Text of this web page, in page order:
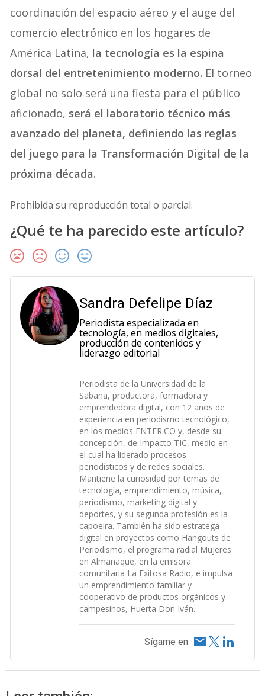
coordinación del espacio aéreo y el auge del
comercio electrónico en los hogares de
América Latina, la tecnología es la espina
dorsal del entretenimiento moderno. El torneo
global no solo será una fiesta para el público
aficionado, será el laboratorio técnico más
avanzado del planeta, definiendo las reglas
del juego para la Transformación Digital de la
próxima década.
Prohibida su reproducción total o parcial.
¿Qué te ha parecido este artículo?
Sandra Defelipe Díaz
Periodista especializada en
tecnología, en medios digitales,
producción de contenidos y
liderazgo editorial
Periodista de la Universidad de la
Sabana, productora, formadora y
emprendedora digital, con 12 años de
experiencia en periodismo tecnológico,
en los medios ENTER.CO y, desde su
concepción, de Impacto TIC, medio en
el cual ha liderado procesos
periodísticos y de redes sociales.
Mantiene la curiosidad por temas de
tecnología, emprendimiento, música,
periodismo, marketing digital y
deportes, y su segunda profesión es la
capoeira. También ha sido estratega
digital en proyectos como Hangouts de
Periodismo, el programa radial Mujeres
en Almanaque, en la emisora
comunitaria La Exitosa Radio, e impulsa
un emprendimiento familiar y
cooperativo de productos orgánicos y
campesinos, Huerta Don Iván.
Sígame en